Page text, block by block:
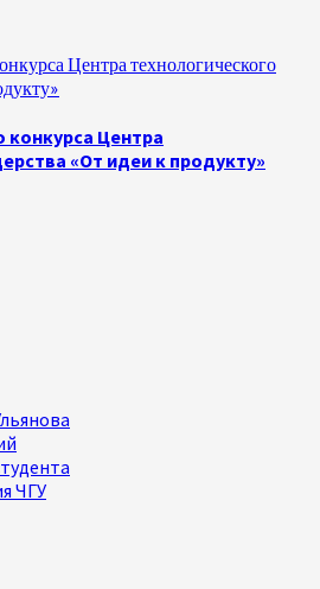
Центра технологического
конкурса Центра
«От идеи к продукту»
ЧГУ